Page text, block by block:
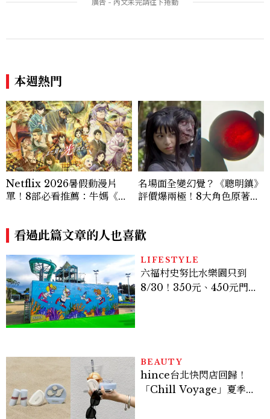
低調千金？
本週熱門
Netflix 2026暑假動漫片
單！8部必看推薦：牛媽《黃
名場面全變幻覺？《聰明鎮》
評價爆兩極！8大角色原著差
玉果邏輯翻車
看過此篇文章的人也喜歡
LIFESTYLE
六福村史努比水樂園只到
8/30！350元、450元門票
BEAUTY
hince台北快閃店回歸！
「Chill Voyage」夏季限